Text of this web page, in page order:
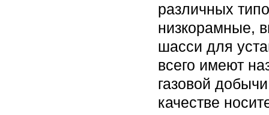
различных
низкорамные,
шасси для
всего имеют
газовой
качестве